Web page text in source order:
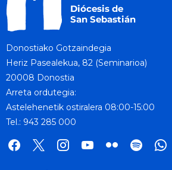
Donostiako Gotzaindegia
Heriz Pasealekua, 82 (Seminarioa)
20008 Donostia
Arreta ordutegia:
Astelehenetik ostiralera 08:00-15:00
Tel.: 943 285 000
facebook
x instagramyoutube
flickr spotify